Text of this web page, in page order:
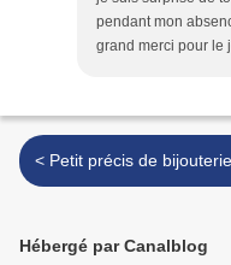
pendant mon
grand merci pour le
< Petit précis de
Hébergé par Canalblog